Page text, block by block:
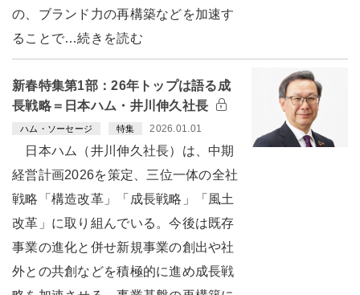
の、ブランド力の再構築などを加速す
ることで…続きを読む
新春特集第1部：26年トップは語る成
長戦略＝日本ハム・井川伸久社長
ハム・ソーセージ 特集 2026.01.01
日本ハム（井川伸久社長）は、中期
経営計画2026を策定、三位一体の全社
戦略「構造改革」「成長戦略」「風土
改革」に取り組んでいる。今後は既存
事業の進化と併せ新規事業の創出や社
外との共創などを積極的に進め成長戦